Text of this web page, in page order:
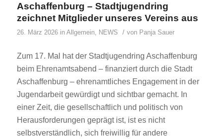
Aschaffenburg – Stadtjugendring
zeichnet Mitglieder unseres Vereins aus
26. März 2026 in Allgemein, NEWS / von Panja Sauer
Zum 17. Mal hat der Stadtjugendring Aschaffenburg
beim Ehrenamtsabend – finanziert durch die Stadt
Aschaffenburg – ehrenamtliches Engagement in der
Jugendarbeit gewürdigt und sichtbar gemacht. In
einer Zeit, die gesellschaftlich und politisch von
Herausforderungen geprägt ist, ist es nicht
selbstverständlich, sich freiwillig für andere